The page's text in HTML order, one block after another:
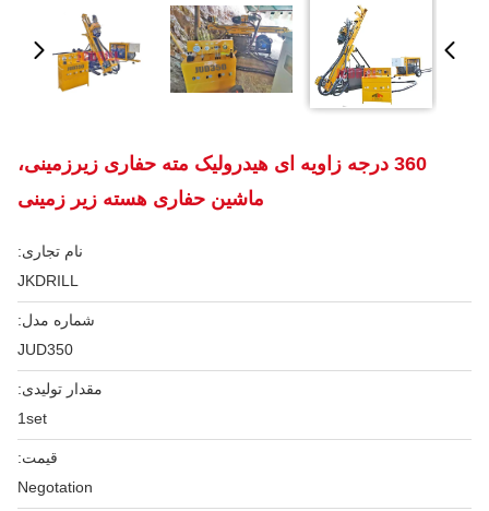
360 درجه زاویه ای هیدرولیک مته حفاری زیرزمینی،
ماشین حفاری هسته زیر زمینی
نام تجاری:
JKDRILL
شماره مدل:
JUD350
مقدار تولیدی:
1set
قیمت:
Negotation